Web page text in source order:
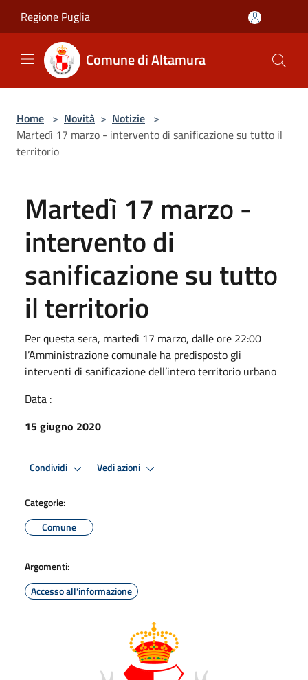
Regione Puglia
Comune di Altamura
Home > Novità > Notizie >
Martedì 17 marzo - intervento di sanificazione su tutto il
territorio
Martedì 17 marzo -
intervento di
sanificazione su tutto
il territorio
Per questa sera, martedì 17 marzo, dalle ore 22:00
l’Amministrazione comunale ha predisposto gli
interventi di sanificazione dell’intero territorio urbano
Data :
15 giugno 2020
Condividi Vedi azioni
Categorie:
Comune
Argomenti:
Accesso all'informazione